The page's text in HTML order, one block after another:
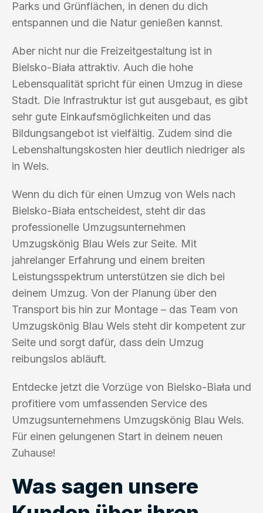
Parks und Grünflächen, in denen du dich
entspannen und die Natur genießen kannst.
Aber nicht nur die Freizeitgestaltung ist in
Bielsko-Biała attraktiv. Auch die hohe
Lebensqualität spricht für einen Umzug in diese
Stadt. Die Infrastruktur ist gut ausgebaut, es gibt
sehr gute Einkaufsmöglichkeiten und das
Bildungsangebot ist vielfältig. Zudem sind die
Lebenshaltungskosten hier deutlich niedriger als
in Wels.
Wenn du dich für einen Umzug von Wels nach
Bielsko-Biała entscheidest, steht dir das
professionelle Umzugsunternehmen
Umzugskönig Blau Wels zur Seite. Mit
jahrelanger Erfahrung und einem breiten
Leistungsspektrum unterstützen sie dich bei
deinem Umzug. Von der Planung über den
Transport bis hin zur Montage – das Team von
Umzugskönig Blau Wels steht dir kompetent zur
Seite und sorgt dafür, dass dein Umzug
reibungslos abläuft.
Entdecke jetzt die Vorzüge von Bielsko-Biała und
profitiere vom umfassenden Service des
Umzugsunternehmens Umzugskönig Blau Wels.
Für einen gelungenen Start in deinem neuen
Zuhause!
Was sagen unsere